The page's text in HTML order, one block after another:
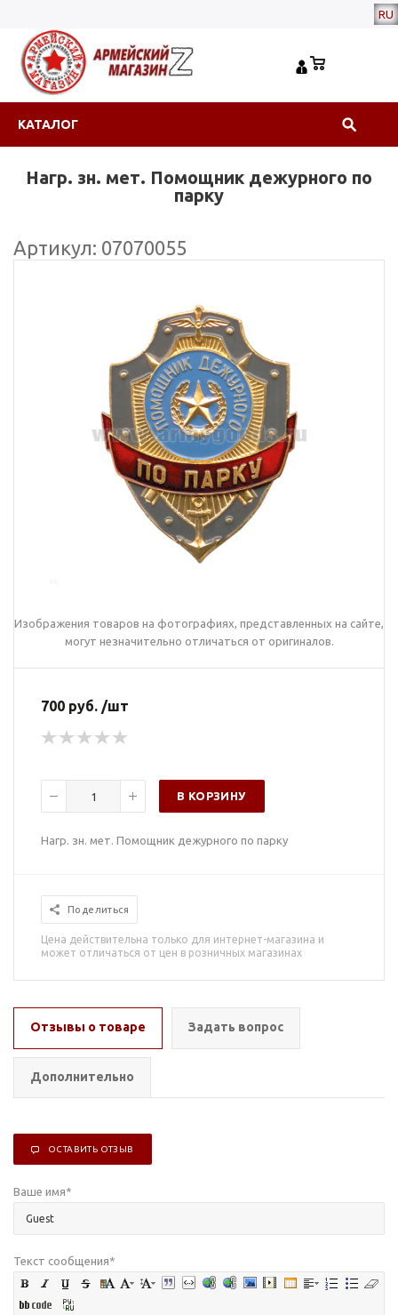
RU
КАТАЛОГ
Нагр. зн. мет. Помощник дежурного по
парку
Артикул: 07070055
Изображения товаров на фотографиях, представленных на сайте,
могут незначительно отличаться от оригиналов.
700 руб. /шт
В КОРЗИНУ
Нагр. зн. мет. Помощник дежурного по парку
Поделиться
Цена действительна только для интернет-магазина и
может отличаться от цен в розничных магазинах
Отзывы о товаре Задать вопрос
Дополнительно
ОСТАВИТЬ ОТЗЫВ
Ваше имя*
Текст сообщения*